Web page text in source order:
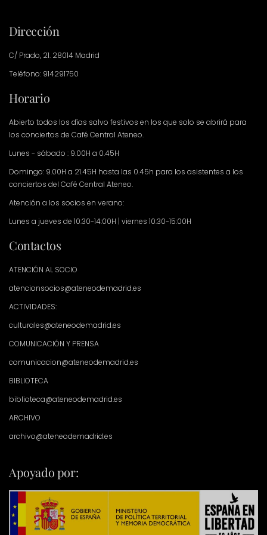
Dirección
C/ Prado, 21. 28014 Madrid
Teléfono: 914291750
Horario
Abierto todos los días salvo festivos en los que solo se abrirá para
los conciertos de Café Central Ateneo.
Lunes - sábado : 9.00H a 0.45H
Domingo: 9.00H a 21.45H hasta las 0.45h para los asistentes a los
conciertos del Café Central Ateneo.
Atención a los socios en verano:
Lunes a jueves de 10:30-14:00H | viernes 10:30-15:00H
Contactos
ATENCIÓN AL SOCIO
atencionsocios@ateneodemadrid.es
ACTIVIDADES:
culturales@ateneodemadrid.es
COMUNICACIÓN Y PRENSA
comunicacion@ateneodemadrid.es
BIBLIOTECA
biblioteca@ateneodemadrid.es
ARCHIVO
archivo@ateneodemadrid.es
Apoyado por: